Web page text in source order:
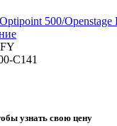
C141
узнать свою цену